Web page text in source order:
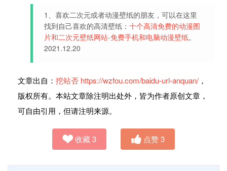
1、喜欢二次元或者动漫壁纸的朋友，可以在这里
找到自己喜欢的高清壁纸： 十个高清免费的动漫图
片和二次元壁纸网站-免费手机和电脑动漫壁纸。
2021.12.20
文章出自： 挖站否 https://wzfou.com/baidu-url-anquan/ ，
版权所有。本站文章除注明出处外，皆为作者原创文章，
可自由引用，但请注明来源。
收藏3 点赞3